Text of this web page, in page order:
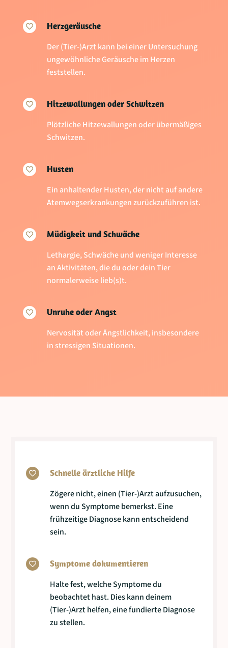
 Herzgeräusche
Der (Tier-)Arzt kann bei einer Untersuchung
ungewöhnliche Geräusche im Herzen
feststellen.
 Hitzewallungen oder Schwitzen
Plötzliche Hitzewallungen oder übermäßiges
Schwitzen.
 Husten
Ein anhaltender Husten, der nicht auf andere
Atemwegserkrankungen zurückzuführen ist.
 Müdigkeit und Schwäche
Lethargie, Schwäche und weniger Interesse
an Aktivitäten, die du oder dein Tier
normalerweise lieb(s)t.
 Unruhe oder Angst
Nervosität oder Ängstlichkeit, insbesondere
in stressigen Situationen.
 Schnelle ärztliche Hilfe
Zögere nicht, einen (Tier-)Arzt aufzusuchen,
wenn du Symptome bemerkst. Eine
frühzeitige Diagnose kann entscheidend
sein.
 Symptome dokumentieren
Halte fest, welche Symptome du
beobachtet hast. Dies kann deinem
(Tier-)Arzt helfen, eine fundierte Diagnose
zu stellen.